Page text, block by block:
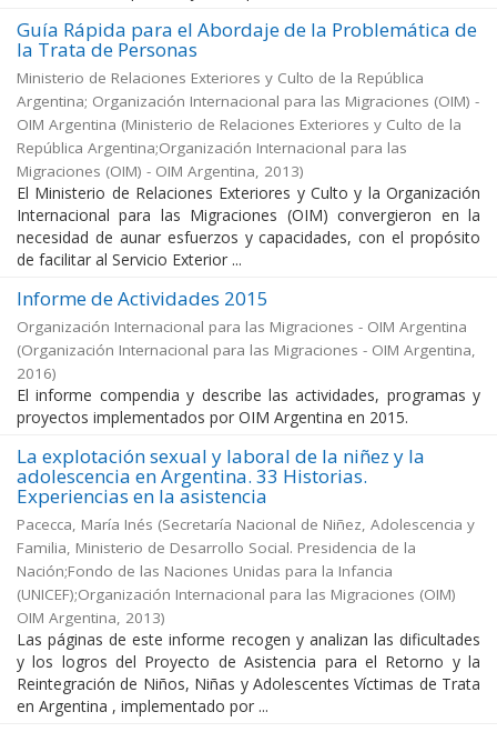
Guía Rápida para el Abordaje de la Problemática de
la Trata de Personas
Ministerio de Relaciones Exteriores y Culto de la República
Argentina; Organización Internacional para las Migraciones (OIM) -
OIM Argentina (Ministerio de Relaciones Exteriores y Culto de la
República Argentina;Organización Internacional para las
Migraciones (OIM) - OIM Argentina, 2013)
El Ministerio de Relaciones Exteriores y Culto y la Organización
Internacional para las Migraciones (OIM) convergieron en la
necesidad de aunar esfuerzos y capacidades, con el propósito
de facilitar al Servicio Exterior ...
Informe de Actividades 2015
Organización Internacional para las Migraciones - OIM Argentina
(Organización Internacional para las Migraciones - OIM Argentina,
2016)
El informe compendia y describe las actividades, programas y
proyectos implementados por OIM Argentina en 2015.
La explotación sexual y laboral de la niñez y la
adolescencia en Argentina. 33 Historias.
Experiencias en la asistencia
Pacecca, María Inés (Secretaría Nacional de Niñez, Adolescencia y
Familia, Ministerio de Desarrollo Social. Presidencia de la
Nación;Fondo de las Naciones Unidas para la Infancia
(UNICEF);Organización Internacional para las Migraciones (OIM)
OIM Argentina, 2013)
Las páginas de este informe recogen y analizan las dificultades
y los logros del Proyecto de Asistencia para el Retorno y la
Reintegración de Niños, Niñas y Adolescentes Víctimas de Trata
en Argentina , implementado por ...